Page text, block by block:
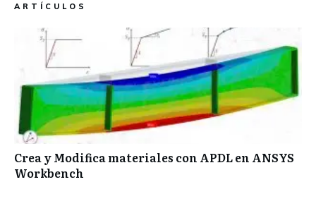
ARTÍCULOS
Crea y Modifica materiales con APDL en ANSYS
Workbench